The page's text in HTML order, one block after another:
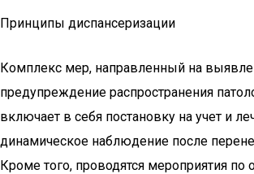
Принципы диспансеризации
Комплекс мер, направленный на
предупреждение распространения
включает в себя постановку на учет и
динамическое наблюдение после
Кроме того, проводятся мероприятия